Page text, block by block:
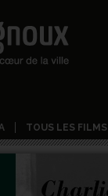
TOUS LES FILMS